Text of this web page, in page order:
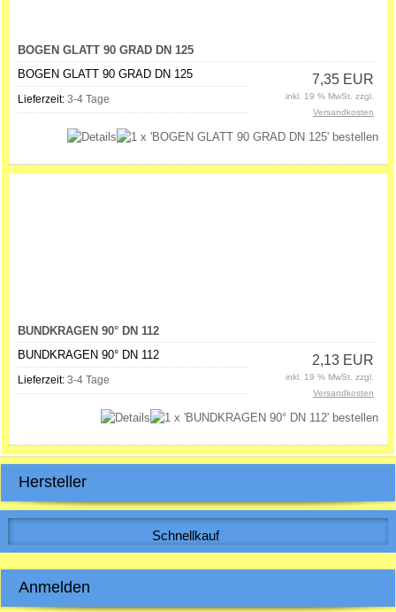
BOGEN GLATT 90 GRAD DN 125
BOGEN GLATT 90 GRAD DN 125
Lieferzeit: 3-4 Tage
7,35 EUR
inkl. 19 % MwSt. zzgl.
Versandkosten
BUNDKRAGEN 90° DN 112
BUNDKRAGEN 90° DN 112
Lieferzeit: 3-4 Tage
2,13 EUR
inkl. 19 % MwSt. zzgl.
Versandkosten
Hersteller
Schnellkauf
Anmelden